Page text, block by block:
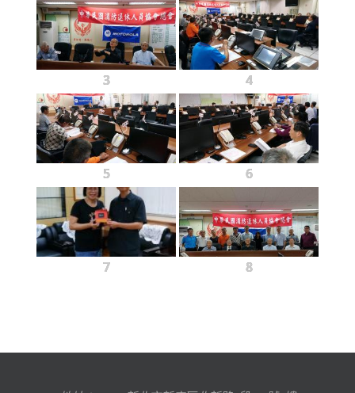
3 4
5 6
7 8